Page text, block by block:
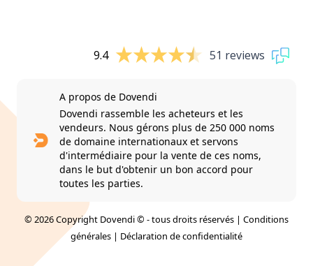
9.4 51 reviews
A propos de Dovendi
Dovendi rassemble les acheteurs et les
vendeurs. Nous gérons plus de 250 000 noms
de domaine internationaux et servons
d'intermédiaire pour la vente de ces noms,
dans le but d'obtenir un bon accord pour
toutes les parties.
© 2026 Copyright Dovendi © - tous droits réservés | Conditions
générales | Déclaration de confidentialité